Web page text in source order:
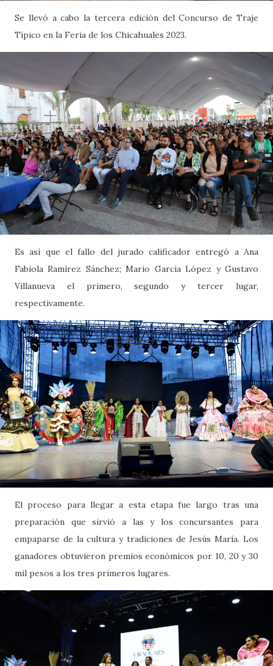
Se llevó a cabo la tercera edición del Concurso de Traje
Típico en la Feria de los Chicahuales 2023.
Es así que el fallo del jurado calificador entregó a Ana
Fabiola Ramírez Sánchez; Mario García López y Gustavo
Villanueva el primero, segundo y tercer lugar,
respectivamente.
El proceso para llegar a esta etapa fue largo tras una
preparación que sirvió a las y los concursantes para
empaparse de la cultura y tradiciones de Jesús María. Los
ganadores obtuvieron premios económicos por 10, 20 y 30
mil pesos a los tres primeros lugares.